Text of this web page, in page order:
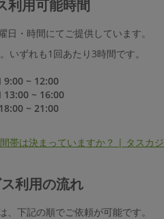
利用可能時間
・時間にてご提供しています。
いずれも1回あたり3時間です。
9:00 ~ 12:00
13:00 ~ 16:00
~ 21:00
帯は決まっていますか？ | タスカジ
利用の流れ
、下記の順でご依頼が可能です。